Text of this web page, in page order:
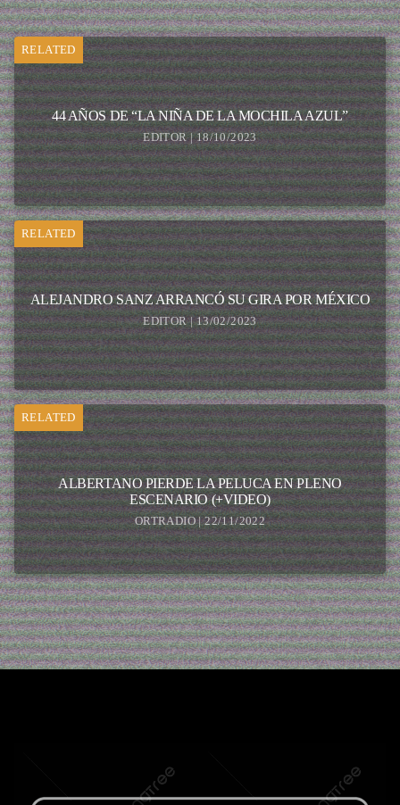
RELATED
44 AÑOS DE “LA NIÑA DE LA MOCHILA AZUL”
EDITOR | 18/10/2023
RELATED
ALEJANDRO SANZ ARRANCÓ SU GIRA POR MÉXICO
EDITOR | 13/02/2023
RELATED
ALBERTANO PIERDE LA PELUCA EN PLENO
ESCENARIO (+VIDEO)
ORTRADIO | 22/11/2022